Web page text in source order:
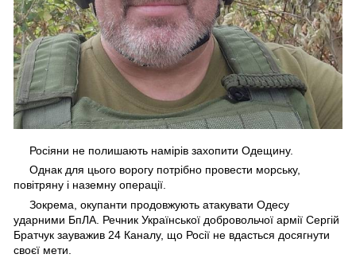
Росіяни не полишають намірів захопити Одещину.
Однак для цього ворогу потрібно провести морську,
повітряну і наземну операції.
Зокрема, окупанти продовжують атакувати Одесу
ударними БпЛА. Речник Української добровольчої армії Сергій
Братчук зауважив 24 Каналу, що Росії не вдасться досягнути
своєї мети.